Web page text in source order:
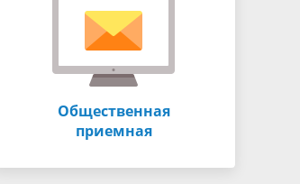
Общественная
приемная